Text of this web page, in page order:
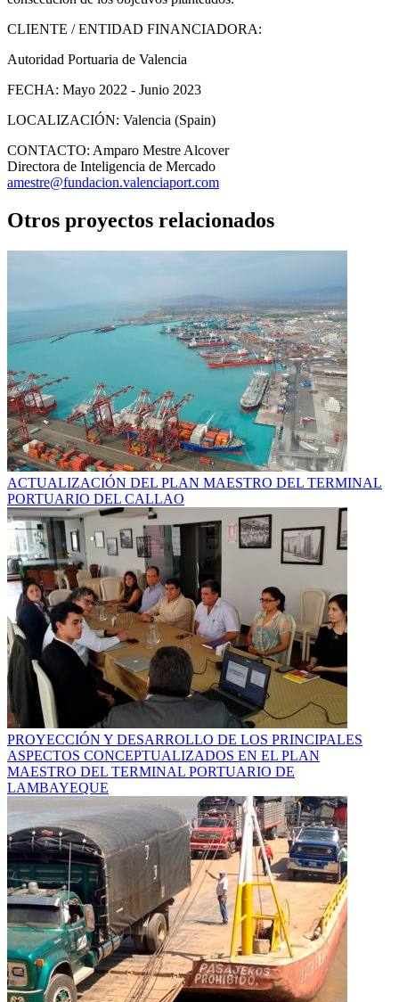
CLIENTE / ENTIDAD FINANCIADORA:
Autoridad Portuaria de Valencia
FECHA: Mayo 2022 - Junio 2023
LOCALIZACIÓN: Valencia (Spain)
CONTACTO: Amparo Mestre Alcover
Directora de Inteligencia de Mercado
amestre@fundacion.valenciaport.com
Otros proyectos relacionados
ACTUALIZACIÓN DEL PLAN MAESTRO DEL TERMINAL
PORTUARIO DEL CALLAO
PROYECCIÓN Y DESARROLLO DE LOS PRINCIPALES
ASPECTOS CONCEPTUALIZADOS EN EL PLAN
MAESTRO DEL TERMINAL PORTUARIO DE
LAMBAYEQUE